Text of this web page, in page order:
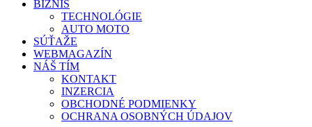
BIZNIS
TECHNOLÓGIE
AUTO MOTO
SÚŤAŽE
WEBMAGAZÍN
NÁŠ TÍM
KONTAKT
INZERCIA
OBCHODNÉ PODMIENKY
OCHRANA OSOBNÝCH ÚDAJOV